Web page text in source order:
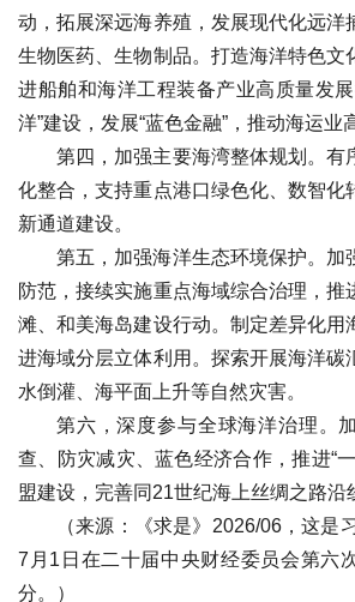
动，拓展深远海养殖，发展现代化远洋
生物医药、生物制品。打造海洋特色文
进船舶和海洋工程装备产业高质量发
洋”建设，发展“蓝色金融”，推动海运业
第四，加强主要海湾整体规划。有
化整合，支持重点港口绿色化、数智化
新通道建设。
第五，加强海洋生态环境保护。加
防范，接续实施重点海域综合治理，推
滩、和美海岛建设行动。制定差异化用
进海域分层立体利用。探索开展海洋碳
水倒灌、海平面上升等自然灾害。
第六，深度参与全球海洋治理。
查、防灾减灾、蓝色经济合作，推进“
盟建设，完善同21世纪海上丝绸之路沿
（来源：《求是》2026/06，这是
7月1日在二十届中央财经委员会第六
分。）